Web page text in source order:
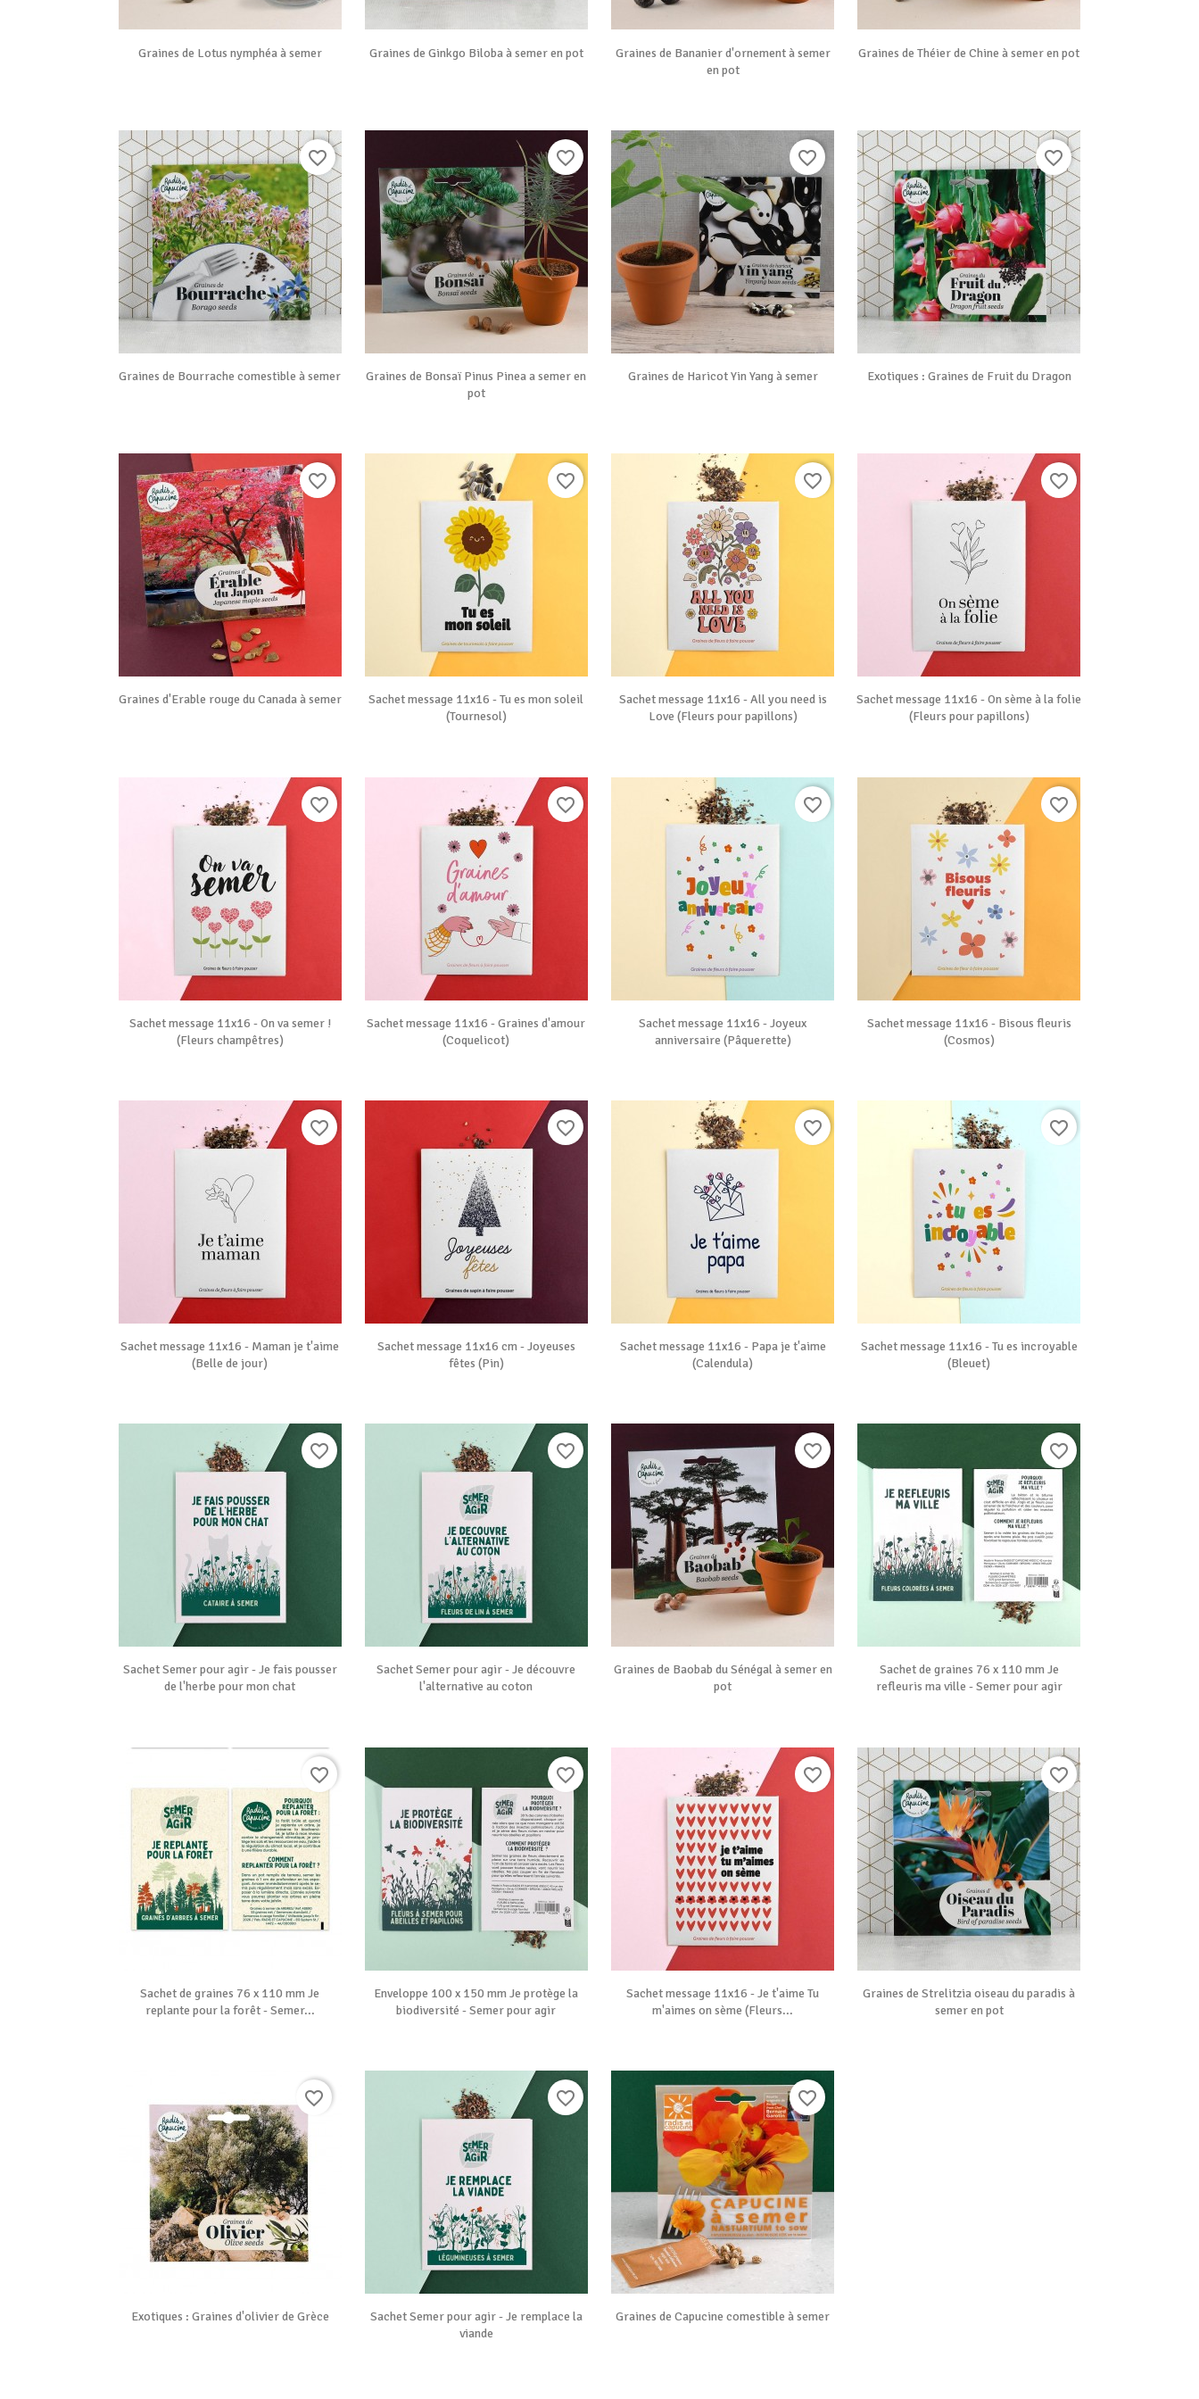
Vue rapide
Graines de Lotus nymphéa à semer Vue rapide
Graines de Ginkgo Biloba à semer en pot Vue rapide
Graines de Bananier d'ornement à semer
en pot
Vue rapide
Graines de Théier de Chine à semer en pot
Vue rapide
Graines de Bourrache comestible à semer
favorite_border
Vue rapide
Graines de Bonsaï Pinus Pinea a semer en
pot
favorite_border
Vue rapide
Graines de Haricot Yin Yang à semer
favorite_border
Vue rapide
Exotiques : Graines de Fruit du Dragon
favorite_border
 Vue rapide
Graines d'Erable rouge du Canada à semer
favorite_border
Vue rapide
Sachet message 11x16 - Tu es mon soleil
(Tournesol)
favorite_border
Vue rapide
Sachet message 11x16 - All you need is
Love (Fleurs pour papillons)
favorite_border
Vue rapide
Sachet message 11x16 - On sème à la folie
(Fleurs pour papillons)
favorite_border
Vue rapide
Sachet message 11x16 - On va semer !
(Fleurs champêtres)
favorite_border
 Vue rapide
Sachet message 11x16 - Graines d'amour
(Coquelicot)
favorite_border
Vue rapide
Sachet message 11x16 - Joyeux
anniversaire (Pâquerette)
favorite_border
Vue rapide
Sachet message 11x16 - Bisous fleuris
(Cosmos)
favorite_border
 Vue rapide
Sachet message 11x16 - Maman je t'aime
(Belle de jour)
favorite_border
Vue rapide
Sachet message 11x16 cm - Joyeuses
fêtes (Pin)
favorite_border
Vue rapide
Sachet message 11x16 - Papa je t'aime
(Calendula)
favorite_border
 Vue rapide
Sachet message 11x16 - Tu es incroyable
(Bleuet)
favorite_border
Vue rapide
Sachet Semer pour agir - Je fais pousser
de l'herbe pour mon chat
favorite_border
Vue rapide
Sachet Semer pour agir - Je découvre
l'alternative au coton
favorite_border
Vue rapide
Graines de Baobab du Sénégal à semer en
pot
favorite_border
Vue rapide
Sachet de graines 76 x 110 mm Je
refleuris ma ville - Semer pour agir
favorite_border
Vue rapide
Sachet de graines 76 x 110 mm Je
replante pour la forêt - Semer...
favorite_border
 Vue rapide
Enveloppe 100 x 150 mm Je protège la
biodiversité - Semer pour agir
favorite_border
Vue rapide
Sachet message 11x16 - Je t'aime Tu
m'aimes on sème (Fleurs...
favorite_border
Vue rapide
Graines de Strelitzia oiseau du paradis à
semer en pot
favorite_border
Vue rapide
Exotiques : Graines d'olivier de Grèce
favorite_border
Vue rapide
Sachet Semer pour agir - Je remplace la
viande
favorite_border
Vue rapide
Graines de Capucine comestible à semer
favorite_border